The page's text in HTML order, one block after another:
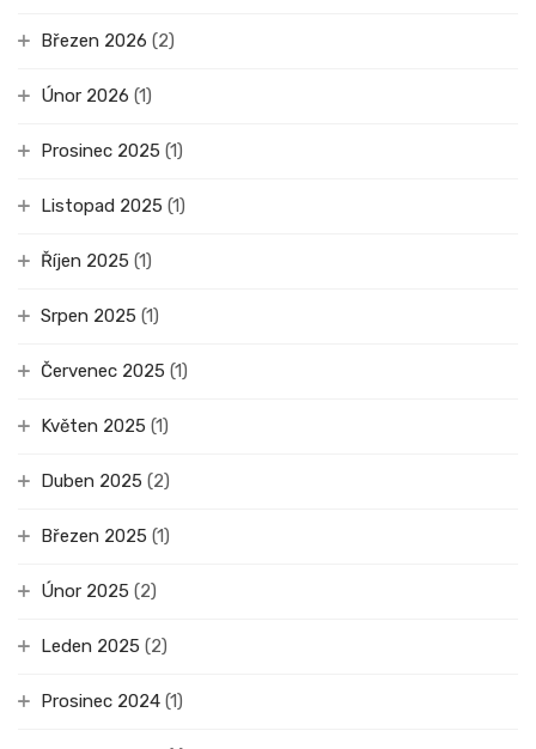
Březen 2026 (2)
Únor 2026 (1)
Prosinec 2025 (1)
Listopad 2025 (1)
Říjen 2025 (1)
Srpen 2025 (1)
Červenec 2025 (1)
Květen 2025 (1)
Duben 2025 (2)
Březen 2025 (1)
Únor 2025 (2)
Leden 2025 (2)
Prosinec 2024 (1)